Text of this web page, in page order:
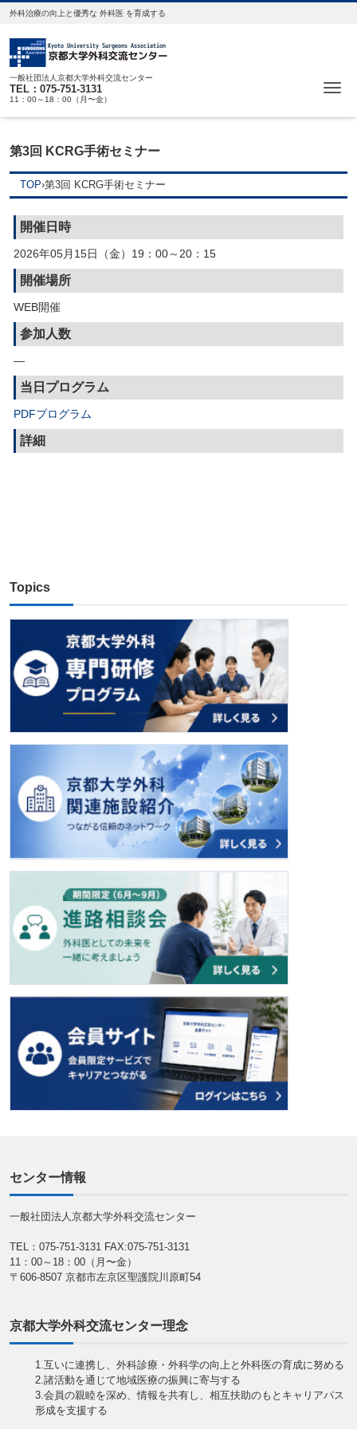
外科治療の向上と優秀な 外科医 を育成する
一般社団法人京都大学外科交流センター
TEL：075-751-3131
11：00～18：00（月〜金）
第3回 KCRG手術セミナー
TOP›第3回 KCRG手術セミナー
開催日時
2026年05月15日（金）19：00～20：15
開催場所
WEB開催
参加人数
—
当日プログラム
PDFプログラム
詳細
Topics
センター情報
一般社団法人京都大学外科交流センター
TEL：075-751-3131 FAX:075-751-3131
11：00～18：00（月〜金）
〒606-8507 京都市左京区聖護院川原町54
京都大学外科交流センター理念
1.互いに連携し、外科診療・外科学の向上と外科医の育成に努める
2.諸活動を通じて地域医療の振興に寄与する
3.会員の親睦を深め、情報を共有し、相互扶助のもとキャリアパス
形成を支援する